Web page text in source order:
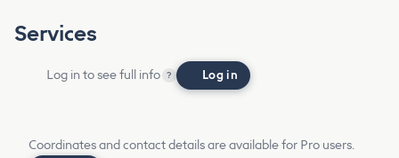
Services
Log in to see full info ? Log in
Coordinates and contact details are available for Pro users.